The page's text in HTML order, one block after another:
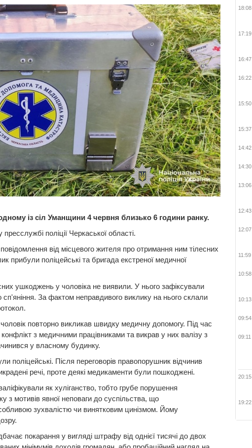
із сіл Уманщини 4 червня близько 6 години ранку.
поліції Черкаської області.
від місцевого жителя про отримання ним тілесних
прибули поліцейські та бригада екстреної медичної
ушкоджень у чоловіка не виявили. У нього зафіксували
сп'яніння. За фактом неправдивого виклику на нього склали
повторно викликав швидку медичну допомогу. Під час
з медичними працівниками та викрав у них валізу з
у власному будинку.
поліцейські. Після переговорів правопорушник відчинив
речі, проте деякі медикаменти були пошкоджені.
як хуліганство, тобто грубе порушення
з мотивів явної неповаги до суспільства, що
зухвалістю чи винятковим цинізмом. Йому
покарання у вигляді штрафу від однієї тисячі до двох
18:08
17:19
16:47
16:22
15:50
15:37
14:42
14:30
13:06
12:43
12:07
11:59
10:58
10:13
09:54
09:11
20:15
19:22